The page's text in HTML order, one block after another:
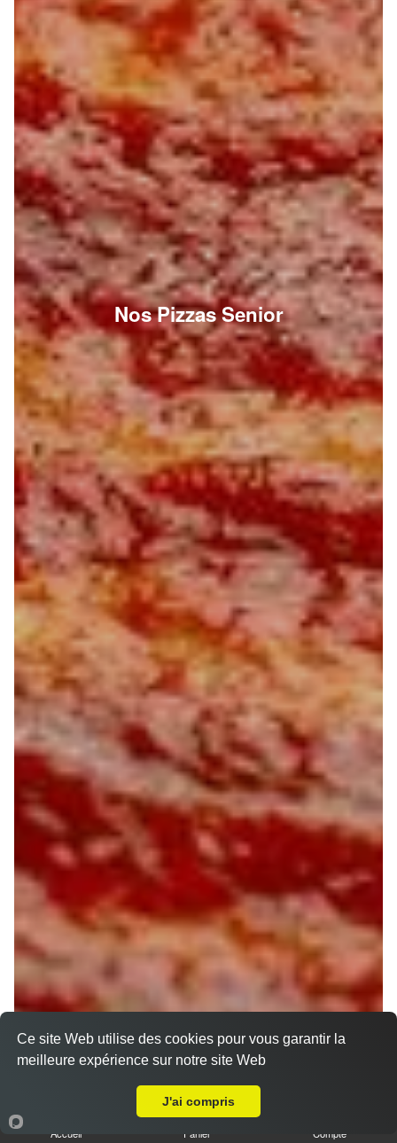
Nos Pizzas Senior
Accueil Panier Compte
Ce site Web utilise des cookies pour vous garantir la
meilleure expérience sur notre site Web
J'ai compris